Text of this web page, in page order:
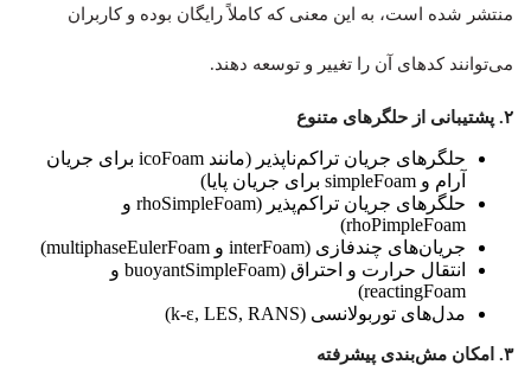
منتشر شده است، به این معنی که کاملاً رایگان بوده و کاربران
می‌توانند کدهای آن را تغییر و توسعه دهند.
۲. پشتیبانی از حلگرهای متنوع
حلگرهای جریان تراکم‌ناپذیر (مانند icoFoam برای جریان
آرام و simpleFoam برای جریان پایا)
حلگرهای جریان تراکم‌پذیر (rhoSimpleFoam و
rhoPimpleFoam
)
جریان‌های چندفازی (interFoam و multiphaseEulerFoam
)
انتقال حرارت و احتراق (buoyantSimpleFoam و
reactingFoam
)
مدل‌های توربولانسی (
k-ε, LES, RANS
)
۳. امکان مش‌بندی پیشرفته